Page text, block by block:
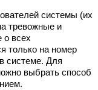
системы (их
тревожные и
всех
только на номер
системе. Для
выбрать способ